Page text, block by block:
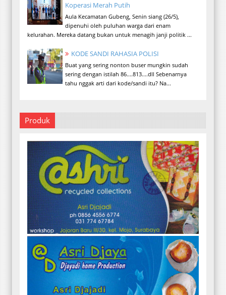
Koperasi Merah Putih
Aula Kecamatan Gubeng, Senin siang (26/5),
dipenuhi oleh puluhan warga dari enam
kelurahan. Mereka datang bukan untuk menagih janji politik ...
KODE SANDI RAHASIA POLISI
Buat yang sering nonton buser mungkin sudah
sering dengan istilah 86....813....dll Sebenarnya
tahu nggak arti dari kode/sandi itu? Na...
Produk